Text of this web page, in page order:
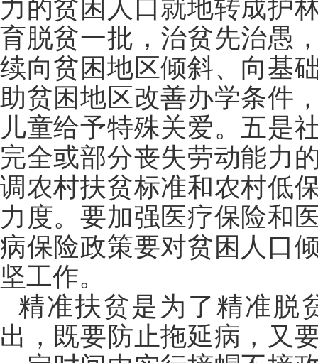
力的贫困人口就地转成护
育脱贫一批，治贫先治愚
续向贫困地区倾斜、向基
助贫困地区改善办学条件
儿童给予特殊关爱。五是
完全或部分丧失劳动能力
调农村扶贫标准和农村低
力度。要加强医疗保险和
病保险政策要对贫困人口
坚工作。
精准扶贫是为了精准脱
出，既要防止拖延病，又